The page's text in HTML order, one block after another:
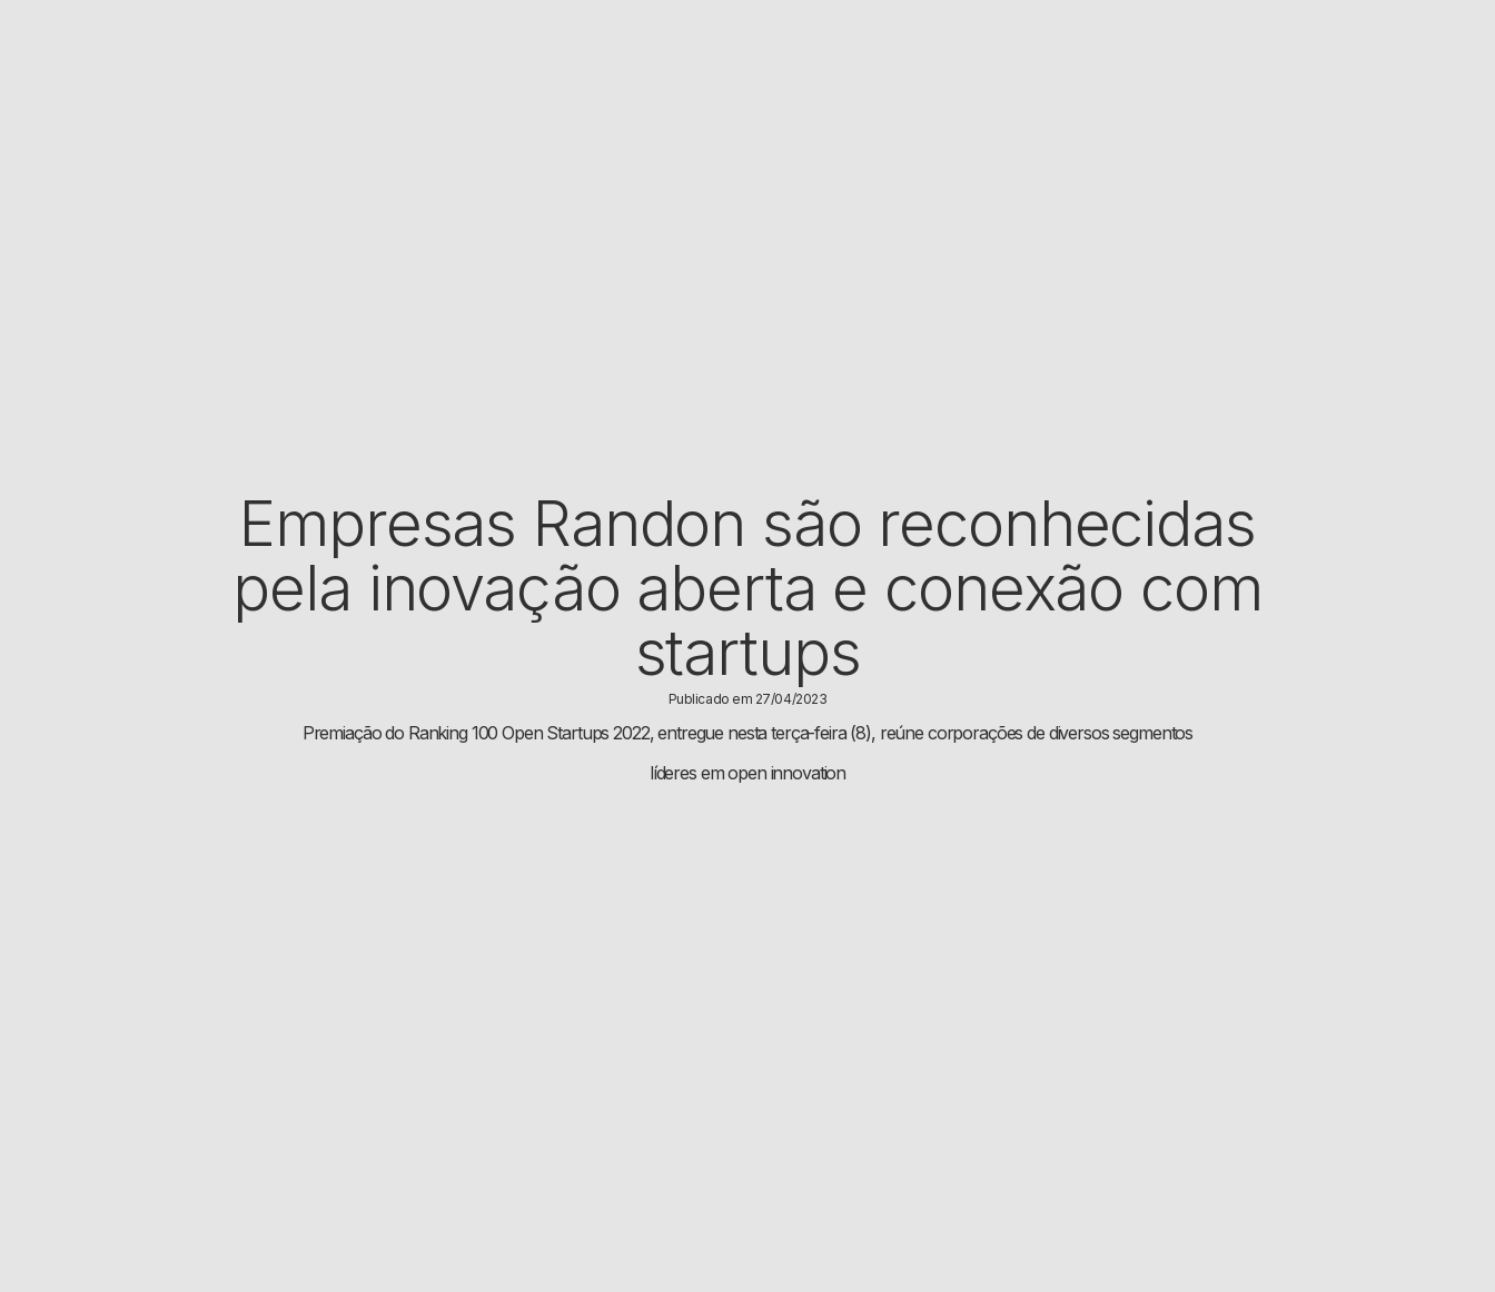
Empresas Randon são reconhecidas
pela inovação aberta e conexão com
startups
Publicado em 27/04/2023
Premiação do Ranking 100 Open Startups 2022, entregue nesta terça-feira (8), reúne corporações de diversos segmentos
líderes em open innovation